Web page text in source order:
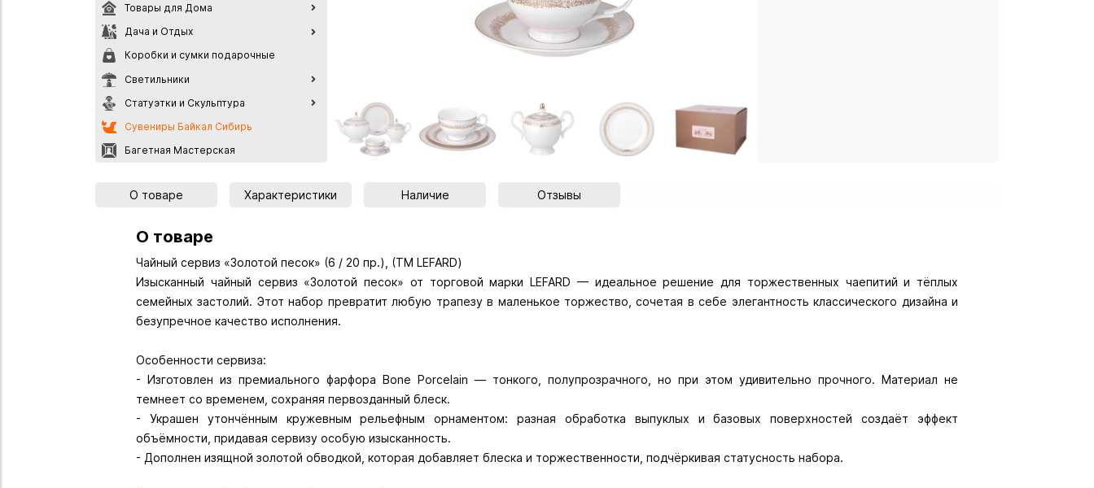
Товары для Дома
Дача и Отдых
Коробки и сумки подарочные
Светильники
Статуэтки и Скульптура
Сувениры Байкал Сибирь
Багетная Мастерская
О товаре Характеристики Наличие Отзывы
О товаре
Чайный сервиз «Золотой песок» (6 / 20 пр.), (ТМ LEFARD)
Изысканный чайный сервиз «Золотой песок» от торговой марки LEFARD — идеальное решение для торжественных чаепитий и тёплых
семейных застолий. Этот набор превратит любую трапезу в маленькое торжество, сочетая в себе элегантность классического дизайна и
безупречное качество исполнения.
Особенности сервиза:
- Изготовлен из премиального фарфора Bone Porcelain — тонкого, полупрозрачного, но при этом удивительно прочного. Материал не
темнеет со временем, сохраняя первозданный блеск.
- Украшен утончённым кружевным рельефным орнаментом: разная обработка выпуклых и базовых поверхностей создаёт эффект
объёмности, придавая сервизу особую изысканность.
- Дополнен изящной золотой обводкой, которая добавляет блеска и торжественности, подчёркивая статусность набора.